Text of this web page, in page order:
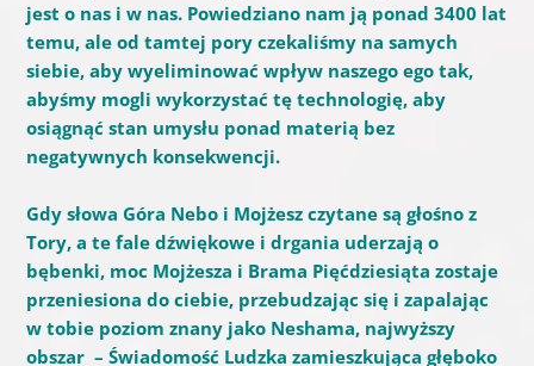
jest o nas i w nas. Powiedziano nam ją ponad 3400 lat
temu, ale od tamtej pory czekaliśmy na samych
siebie, aby wyeliminować wpływ naszego ego tak,
abyśmy mogli wykorzystać tę technologię, aby
osiągnąć stan umysłu ponad materią bez
negatywnych konsekwencji.
Gdy słowa Góra Nebo i Mojżesz czytane są głośno z
Tory, a te fale dźwiękowe i drgania uderzają o
bębenki, moc Mojżesza i Brama Pięćdziesiąta zostaje
przeniesiona do ciebie, przebudzając się i zapalając
w tobie poziom znany jako Neshama, najwyższy
obszar – Świadomość Ludzka zamieszkująca głęboko